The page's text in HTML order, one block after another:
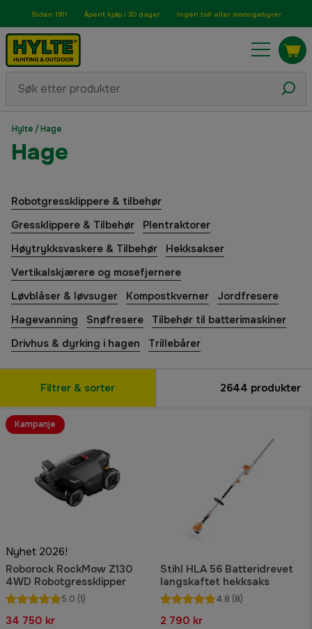
Siden 1911 Åpent kjøp i 30 dager Ingen toll eller momsgebyrer
Hylte /Hage
Hage
Robotgressklippere & tilbehør
Gressklippere & Tilbehør
Plentraktorer
Høytrykksvaskere & Tilbehør
Hekksakser
Vertikalskjærere og mosefjernere
Løvblåser & løvsuger
Kompostkverner
Jordfresere
Hagevanning
Snøfresere
Tilbehør til batterimaskiner
Drivhus & dyrking i hagen
Trillebårer
Filtrer & sorter 2644 produkter
Nyhet 2026!
Roborock RockMow Z130
4WD Robotgressklipper
5.0 (1)
34 750 kr
Kampanje
Stihl HLA 56 Batteridrevet
langskaftet hekksaks
4.8 (8)
2 790 kr